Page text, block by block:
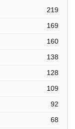
219
169
160
138
128
109
92
68